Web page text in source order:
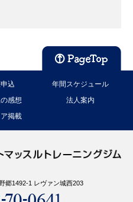
込
年間スケジュール
感想
法人案内
掲載
郷1492-1 レヴァン城西203